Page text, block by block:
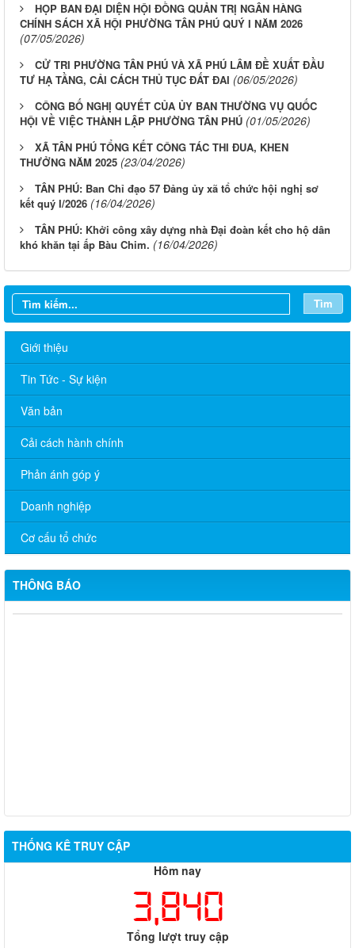
HỌP BAN ĐẠI DIỆN HỘI ĐỒNG QUẢN TRỊ NGÂN HÀNG
CHÍNH SÁCH XÃ HỘI PHƯỜNG TÂN PHÚ QUÝ I NĂM 2026
(07/05/2026)
CỬ TRI PHƯỜNG TÂN PHÚ VÀ XÃ PHÚ LÂM ĐỀ XUẤT ĐẦU
TƯ HẠ TẦNG, CẢI CÁCH THỦ TỤC ĐẤT ĐAI (06/05/2026)
CÔNG BỐ NGHỊ QUYẾT CỦA ỦY BAN THƯỜNG VỤ QUỐC
HỘI VỀ VIỆC THÀNH LẬP PHƯỜNG TÂN PHÚ (01/05/2026)
XÃ TÂN PHÚ TỔNG KẾT CÔNG TÁC THI ĐUA, KHEN
THƯỞNG NĂM 2025 (23/04/2026)
TÂN PHÚ: Ban Chỉ đạo 57 Đảng ủy xã tổ chức hội nghị sơ
kết quý I/2026 (16/04/2026)
TÂN PHÚ: Khởi công xây dựng nhà Đại đoàn kết cho hộ dân
khó khăn tại ấp Bàu Chim. (16/04/2026)
Tìm
Giới thiệu
Tin Tức - Sự kiện
Văn bản
Cải cách hành chính
Phản ánh góp ý
Doanh nghiệp
Cơ cấu tổ chức
THÔNG BÁO
TÂN PHÚ TRIỂN KHAI MÔ HÌNH DỊCH VỤ CÔNG LƯU ĐỘNG:
THỐNG KÊ TRUY CẬP
Hôm nay
3,840
Tổng lượt truy cập